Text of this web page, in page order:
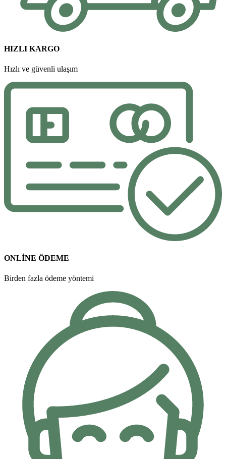
HIZLI KARGO
Hızlı ve güvenli ulaşım
ONLİNE ÖDEME
Birden fazla ödeme yöntemi